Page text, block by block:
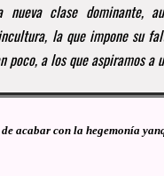
nueva clase dominante,
la que impone su
poco, a los que aspiramos a
acabar con la hegemonía